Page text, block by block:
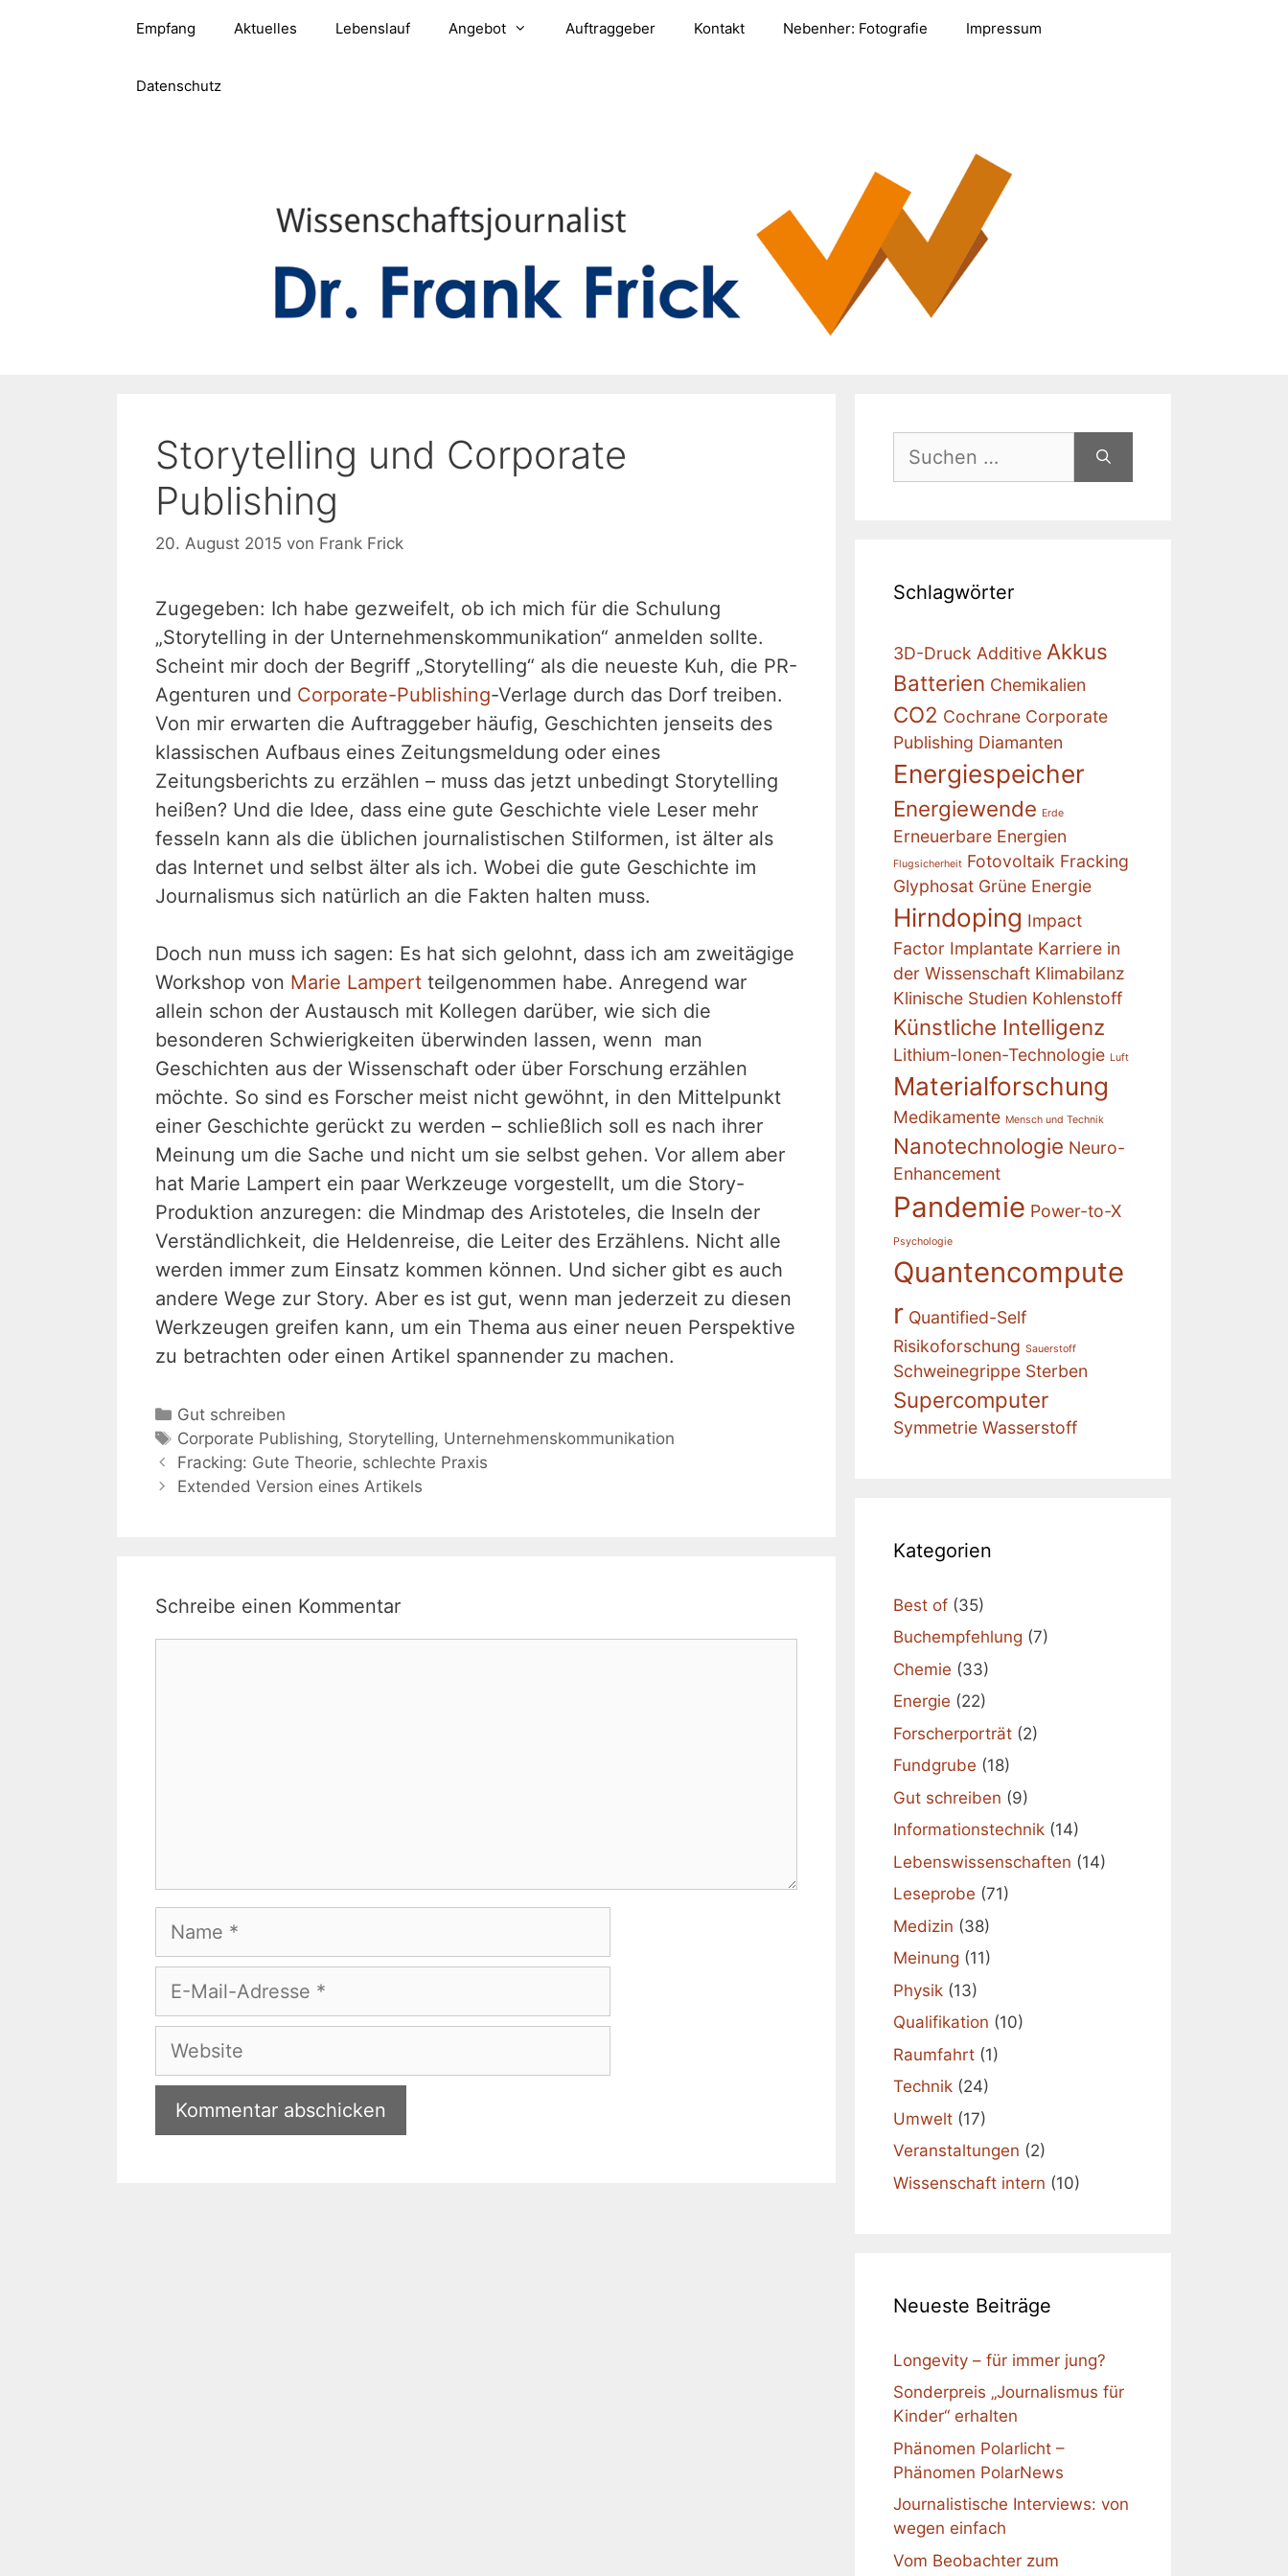
Empfang Aktuelles Lebenslauf Angebot Auftraggeber Kontakt Nebenher: Fotografie Impressum
Datenschutz
Storytelling und Corporate
Publishing
20. August 2015 von Frank Frick
Zugegeben: Ich habe gezweifelt, ob ich mich für die Schulung
„Storytelling in der Unternehmenskommunikation“ anmelden sollte.
Scheint mir doch der Begriff „Storytelling“ als die neueste Kuh, die PR-
Agenturen und Corporate-Publishing-Verlage durch das Dorf treiben.
Von mir erwarten die Auftraggeber häufig, Geschichten jenseits des
klassischen Aufbaus eines Zeitungsmeldung oder eines
Zeitungsberichts zu erzählen – muss das jetzt unbedingt Storytelling
heißen? Und die Idee, dass eine gute Geschichte viele Leser mehr
fesseln kann als die üblichen journalistischen Stilformen, ist älter als
das Internet und selbst älter als ich. Wobei die gute Geschichte im
Journalismus sich natürlich an die Fakten halten muss.
Doch nun muss ich sagen: Es hat sich gelohnt, dass ich am zweitägige
Workshop von Marie Lampert teilgenommen habe. Anregend war
allein schon der Austausch mit Kollegen darüber, wie sich die
besonderen Schwierigkeiten überwinden lassen, wenn man
Geschichten aus der Wissenschaft oder über Forschung erzählen
möchte. So sind es Forscher meist nicht gewöhnt, in den Mittelpunkt
einer Geschichte gerückt zu werden – schließlich soll es nach ihrer
Meinung um die Sache und nicht um sie selbst gehen. Vor allem aber
hat Marie Lampert ein paar Werkzeuge vorgestellt, um die Story-
Produktion anzuregen: die Mindmap des Aristoteles, die Inseln der
Verständlichkeit, die Heldenreise, die Leiter des Erzählens. Nicht alle
werden immer zum Einsatz kommen können. Und sicher gibt es auch
andere Wege zur Story. Aber es ist gut, wenn man jederzeit zu diesen
Werkzeugen greifen kann, um ein Thema aus einer neuen Perspektive
zu betrachten oder einen Artikel spannender zu machen.
Kategorien
Gut schreiben
Schlagwörter
Corporate Publishing, Storytelling, Unternehmenskommunikation
Fracking: Gute Theorie, schlechte Praxis
Extended Version eines Artikels
Schreibe einen Kommentar
Name
E-
Adresse
Website
nach:
Schlagwörter
3D-Druck Additive Akkus
Batterien Chemikalien
CO2 Cochrane Corporate
Publishing Diamanten
Energiespeicher
Energiewende Erde
Erneuerbare Energien
Flugsicherheit Fotovoltaik Fracking
Glyphosat Grüne Energie
Hirndoping Impact
Factor Implantate Karriere in
der Wissenschaft Klimabilanz
Klinische Studien Kohlenstoff
Künstliche Intelligenz
Lithium-Ionen-Technologie Luft
Materialforschung
Medikamente Mensch und Technik
Nanotechnologie Neuro-
Enhancement
Pandemie Power-to-X
Psychologie
Quantencompute
r Quantified-Self
Risikoforschung Sauerstoff
Schweinegrippe Sterben
Supercomputer
Symmetrie Wasserstoff
Kategorien
Best of (35)
Buchempfehlung (7)
Chemie (33)
Energie (22)
Forscherporträt (2)
Fundgrube (18)
Gut schreiben (9)
Informationstechnik (14)
Lebenswissenschaften (14)
Leseprobe (71)
Medizin (38)
Meinung (11)
Physik (13)
Qualifikation (10)
Raumfahrt (1)
Technik (24)
Umwelt (17)
Veranstaltungen (2)
Wissenschaft intern (10)
Neueste Beiträge
Longevity – für immer jung?
Sonderpreis „Journalismus für
Kinder“ erhalten
Phänomen Polarlicht –
Phänomen PolarNews
Journalistische Interviews: von
wegen einfach
Vom Beobachter zum